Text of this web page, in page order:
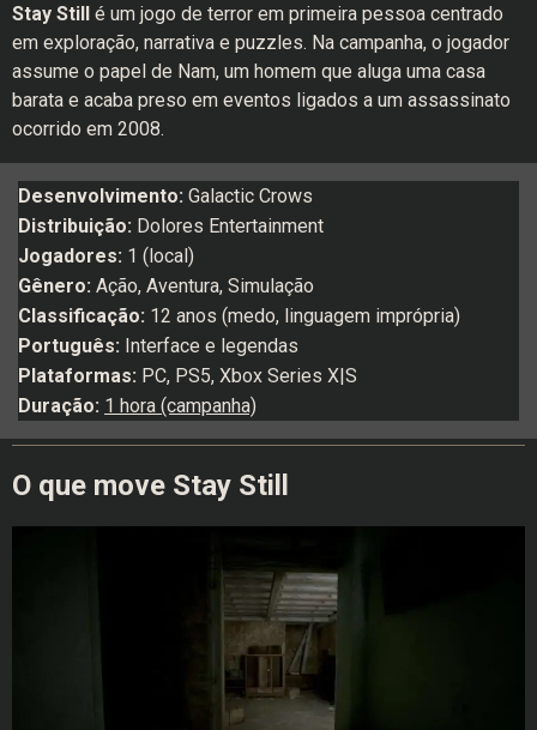
Stay Still é um jogo de terror em primeira pessoa centrado
em exploração, narrativa e puzzles. Na campanha, o jogador
assume o papel de Nam, um homem que aluga uma casa
barata e acaba preso em eventos ligados a um assassinato
ocorrido em 2008.
Desenvolvimento: Galactic Crows
Distribuição: Dolores Entertainment
Jogadores: 1 (local)
Gênero: Ação, Aventura, Simulação
Classificação: 12 anos (medo, linguagem imprópria)
Português: Interface e legendas
Plataformas: PC, PS5, Xbox Series X|S
Duração: 1 hora (campanha)
O que move Stay Still